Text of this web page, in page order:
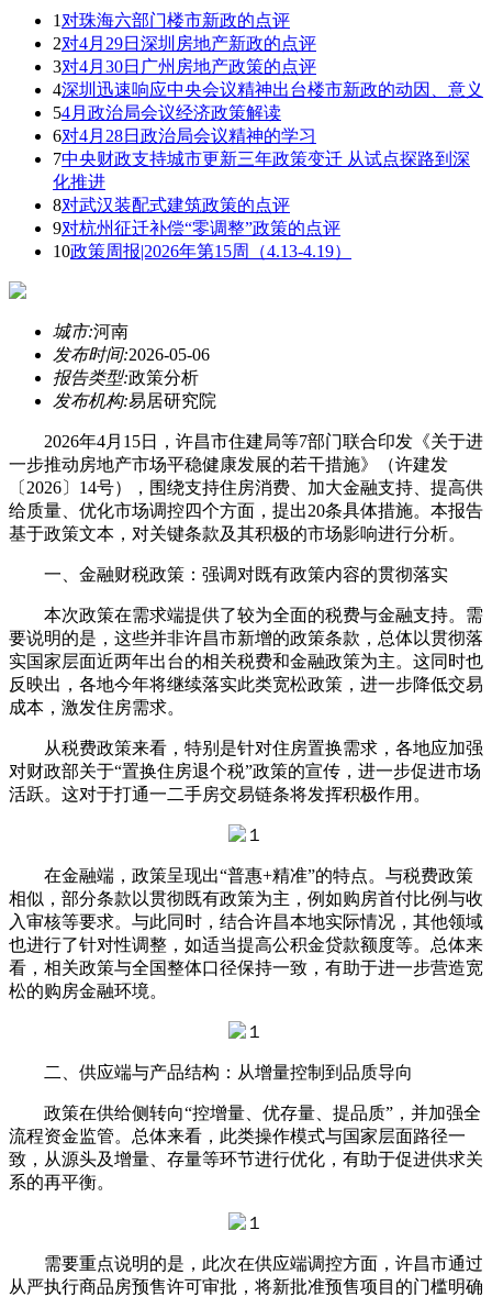
1 对珠海六部门楼市新政的点评
2对4月29日深圳房地产新政的点评
3对4月30日广州房地产政策的点评
4深圳迅速响应中央会议精神出台楼市新政的动因、意义
54月政治局会议经济政策解读
6对4月28日政治局会议精神的学习
7中央财政支持城市更新三年政策变迁 从试点探路到深
化推进
8对武汉装配式建筑政策的点评
9对杭州征迁补偿“零调整”政策的点评
10政策周报|2026年第15周（4.13-4.19）
城市:河南
发布时间:2026-05-06
报告类型:政策分析
发布机构:易居研究院
2026年4月15日，许昌市住建局等7部门联合印发《关于进
一步推动房地产市场平稳健康发展的若干措施》（许建发
〔2026〕14号），围绕支持住房消费、加大金融支持、提高供
给质量、优化市场调控四个方面，提出20条具体措施。本报告
基于政策文本，对关键条款及其积极的市场影响进行分析。
一、金融财税政策：强调对既有政策内容的贯彻落实
本次政策在需求端提供了较为全面的税费与金融支持。需
要说明的是，这些并非许昌市新增的政策条款，总体以贯彻落
实国家层面近两年出台的相关税费和金融政策为主。这同时也
反映出，各地今年将继续落实此类宽松政策，进一步降低交易
成本，激发住房需求。
从税费政策来看，特别是针对住房置换需求，各地应加强
对财政部关于“置换住房退个税”政策的宣传，进一步促进市场
活跃。这对于打通一二手房交易链条将发挥积极作用。
在金融端，政策呈现出“普惠+精准”的特点。与税费政策
相似，部分条款以贯彻既有政策为主，例如购房首付比例与收
入审核等要求。与此同时，结合许昌本地实际情况，其他领域
也进行了针对性调整，如适当提高公积金贷款额度等。总体来
看，相关政策与全国整体口径保持一致，有助于进一步营造宽
松的购房金融环境。
二、供应端与产品结构：从增量控制到品质导向
政策在供给侧转向“控增量、优存量、提品质”，并加强全
流程资金监管。总体来看，此类操作模式与国家层面路径一
致，从源头及增量、存量等环节进行优化，有助于促进供求关
系的再平衡。
需要重点说明的是，此次在供应端调控方面，许昌市通过
从严执行商品房预售许可审批，将新批准预售项目的门槛明确